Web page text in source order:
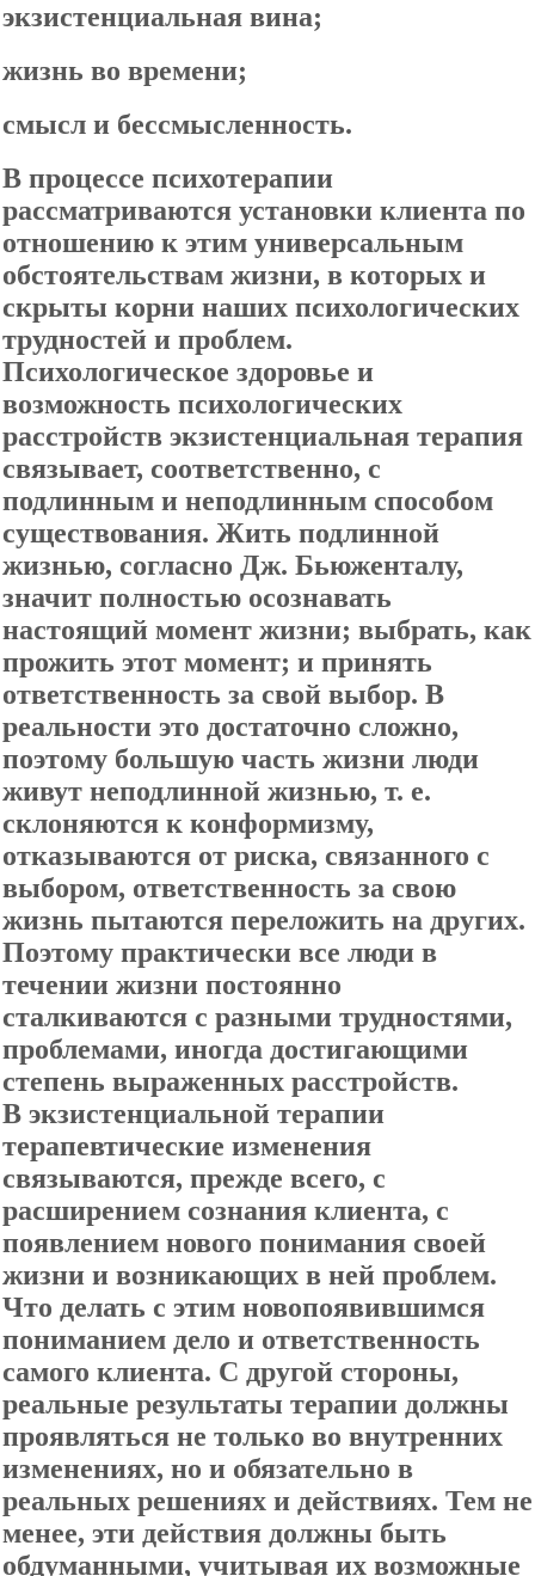
экзистенциальная вина;
жизнь во времени;
смысл и бессмысленность.
В процессе психотерапии
рассматриваются установки клиента по
отношению к этим универсальным
обстоятельствам жизни, в которых и
скрыты корни наших психологических
трудностей и проблем.
Психологическое здоровье и
возможность психологических
расстройств экзистенциальная терапия
связывает, соответственно, с
подлинным и неподлинным способом
существования. Жить подлинной
жизнью, согласно Дж. Бьюженталу,
значит полностью осознавать
настоящий момент жизни; выбрать, как
прожить этот момент; и принять
ответственность за свой выбор. В
реальности это достаточно сложно,
поэтому большую часть жизни люди
живут неподлинной жизнью, т. е.
склоняются к конформизму,
отказываются от риска, связанного с
выбором, ответственность за свою
жизнь пытаются переложить на других.
Поэтому практически все люди в
течении жизни постоянно
сталкиваются с разными трудностями,
проблемами, иногда достигающими
степень выраженных расстройств.
В экзистенциальной терапии
терапевтические изменения
связываются, прежде всего, с
расширением сознания клиента, с
появлением нового понимания своей
жизни и возникающих в ней проблем.
Что делать с этим новопоявившимся
пониманием дело и ответственность
самого клиента. С другой стороны,
реальные результаты терапии должны
проявляться не только во внутренних
изменениях, но и обязательно в
реальных решениях и действиях. Тем не
менее, эти действия должны быть
обдуманными, учитывая их возможные